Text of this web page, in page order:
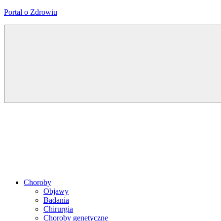
Przejdź
Portal o Zdrowiu
Choroby
Objawy
Badania
Chirurgia
Choroby genetyczne